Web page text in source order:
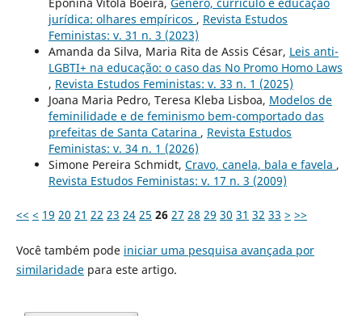
Eponina Vitola Boeira, Gênero, currículo e educação
jurídica: olhares empíricos , Revista Estudos
Feministas: v. 31 n. 3 (2023)
Amanda da Silva, Maria Rita de Assis César, Leis anti-
LGBTI+ na educação: o caso das No Promo Homo Laws
, Revista Estudos Feministas: v. 33 n. 1 (2025)
Joana Maria Pedro, Teresa Kleba Lisboa, Modelos de
feminilidade e de feminismo bem-comportado das
prefeitas de Santa Catarina , Revista Estudos
Feministas: v. 34 n. 1 (2026)
Simone Pereira Schmidt, Cravo, canela, bala e favela ,
Revista Estudos Feministas: v. 17 n. 3 (2009)
<< < 19 20 21 22 23 24 25 26 27 28 29 30 31 32 33 > >>
Você também pode iniciar uma pesquisa avançada por
similaridadepara este artigo.